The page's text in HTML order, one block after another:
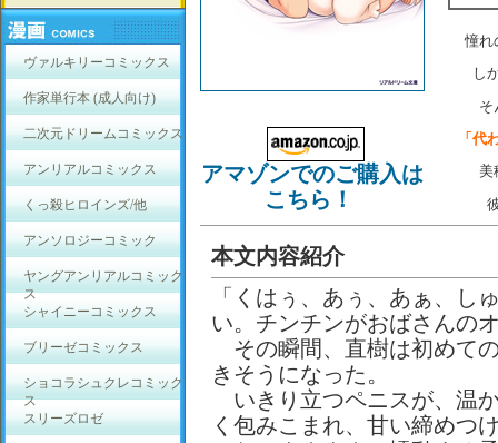
ヴァルキリーコミックス
作家単行本 (成人向け)
二次元ドリームコミックス
アンリアルコミックス
くっ殺ヒロインズ/他
アンソロジーコミック
ヤングアンリアルコミック
ス
シャイニーコミックス
ブリーゼコミックス
ショコラシュクレコミック
ス
スリーズロゼ
憧れ
し
そ
「代
美
アマゾンでのご購入は
こちら！
本文内容紹介
「くはぅ、あぅ、あぁ、し
い。チンチンがおばさん
その瞬間、直樹は初めて
きそうになった。
いきり立つペニスが、温
く包みこまれ、甘い締めつ